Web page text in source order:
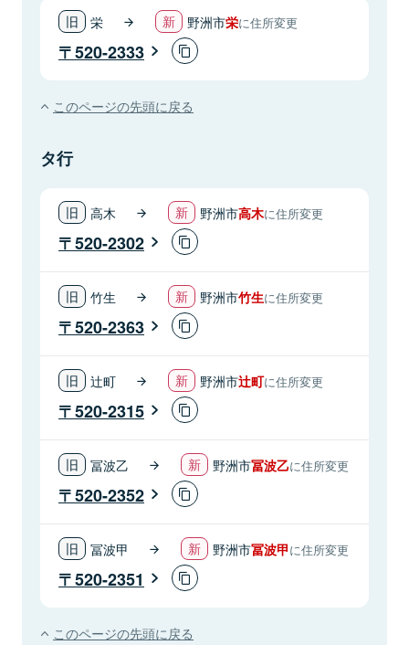
栄 野洲市栄に住所変更
520-2333
このページの先頭に戻る
タ行
高木 野洲市高木に住所変更
520-2302
竹生 野洲市竹生に住所変更
520-2363
辻町 野洲市辻町に住所変更
520-2315
冨波乙 野洲市冨波乙に住所変更
520-2352
冨波甲 野洲市冨波甲に住所変更
520-2351
このページの先頭に戻る